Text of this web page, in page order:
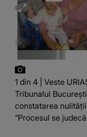
1 din 4 | Veste
Tribunalul
constatarea
”Procesul se